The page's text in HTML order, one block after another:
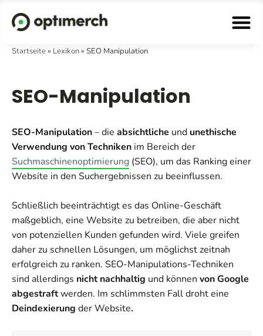
Startseite» Lexikon» SEO Manipulation
SEO-Manipulation
SEO-Manipulation– die absichtliche und unethische
Verwendung von Techniken im Bereich der
Suchmaschinenoptimierung (SEO), um das Ranking einer
Website in den Suchergebnissen zu beeinflussen.
Schließlich beeinträchtigt es das Online-Geschäft
maßgeblich, eine Website zu betreiben, die aber nicht
von potenziellen Kunden gefunden wird. Viele greifen
daher zu schnellen Lösungen, um möglichst zeitnah
erfolgreich zu ranken. SEO-Manipulations-Techniken
sind allerdings nicht nachhaltig und können von Google
abgestraftwerden. Im schlimmsten Fall droht eine
Deindexierung der Website.